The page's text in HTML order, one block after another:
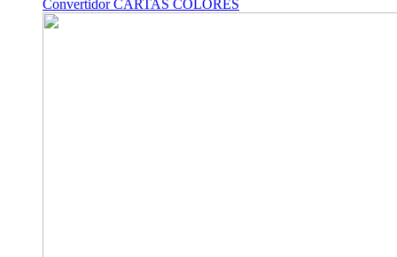
Convertidor CARTAS COLORES